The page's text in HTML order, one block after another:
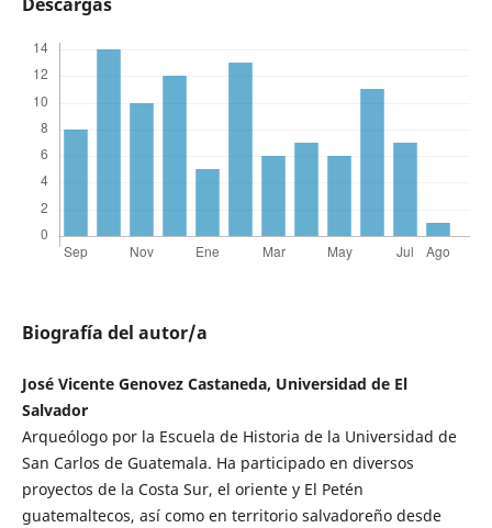
Biografía del autor/a
José Vicente Genovez Castaneda, Universidad de El
Salvador
Arqueólogo por la Escuela de Historia de la Universidad de
San Carlos de Guatemala. Ha participado en diversos
proyectos de la Costa Sur, el oriente y El Petén
guatemaltecos, así como en territorio salvadoreño desde